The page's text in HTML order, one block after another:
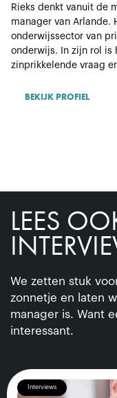
Rieks denkt vanuit de
manager van Arlande.
onderwijssector van
onderwijs. In zijn rol is
zinprikkelende vraag
BEKIJK PROFIEL
LEES
We zetten stuk
zonnetje en laten
manager is. Want
interessant.
Interviews